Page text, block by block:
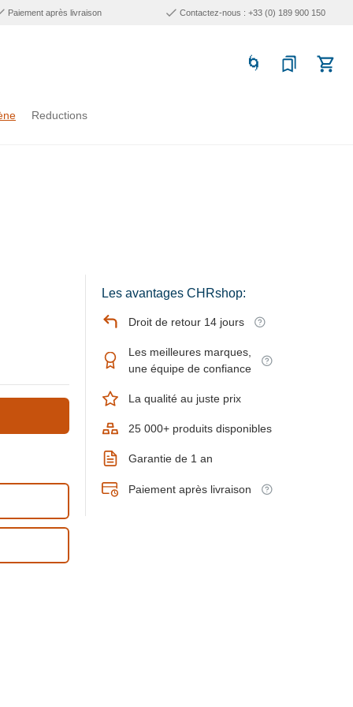
Paiement après livraison Contactez-nous : +33 (0) 189 900 150
Reductions
Les avantages CHRshop:
Droit de retour 14 jours
Les meilleures marques,
une équipe de confiance
La qualité au juste prix
25 000+ produits disponibles
Garantie de 1 an
Paiement après livraison